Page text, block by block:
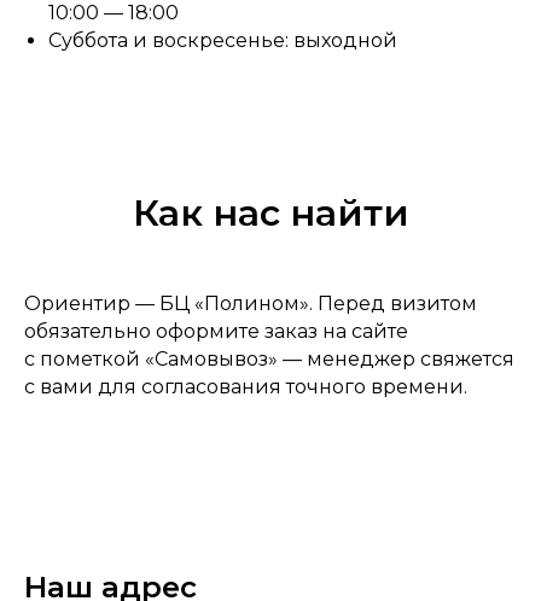
10:00 — 18:00
Суббота и воскресенье: выходной
Как нас найти
Ориентир — БЦ «Полином». Перед визитом
обязательно оформите заказ на сайте
с пометкой «Самовывоз» — менеджер свяжется
с вами для согласования точного времени.
Наш адрес